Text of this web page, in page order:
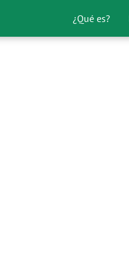
¿Qué es?